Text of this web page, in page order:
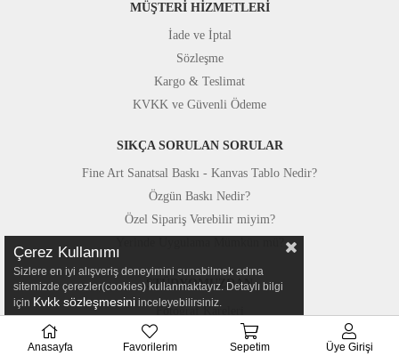
MÜŞTERİ HİZMETLERİ
İade ve İptal
Sözleşme
Kargo & Teslimat
KVKK ve Güvenli Ödeme
SIKÇA SORULAN SORULAR
Fine Art Sanatsal Baskı - Kanvas Tablo Nedir?
Özgün Baskı Nedir?
Özel Sipariş Verebilir miyim?
STÜDYOMUZDAN
Fotoğraf Kareleri
Basında Canvastar
Çerez Kullanımı
Sizlere en iyi alışveriş deneyimini sunabilmek adına
sitemizde çerezler(cookies) kullanmaktayız. Detaylı bilgi
için Kvkk sözleşmesini inceleyebilirsiniz.
Anasayfa Favorilerim Sepetim Üye Girişi